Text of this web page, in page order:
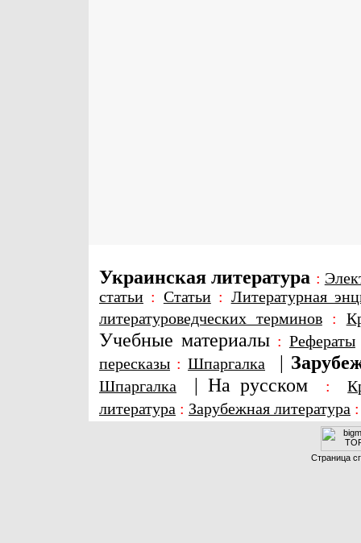
Украинская литература :
статьи : Статьи: Литературная
литературоведческих терминов:
Учебные материалы : Рефераты
пересказы : Шпаргалка |
Шпаргалка | На русском :
литература : Зарубежная литература
Страница